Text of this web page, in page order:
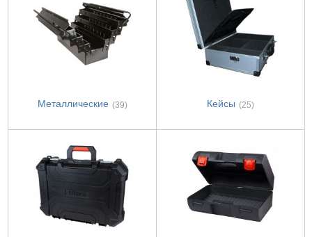
Металлические (39) Кейсы (25)